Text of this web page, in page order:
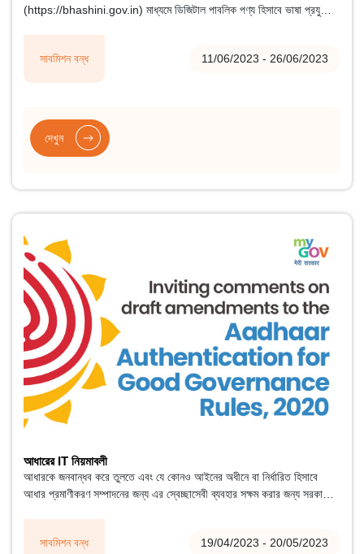
সাবমিশন বন্ধ 11/06/2023 - 26/06/2023
(https://bhashini.gov.in) মাধ্যমে ডিজিটাল পাবলিক পণ্য হিসাবে ভাষা প্রযুক্তি
দেখুন
সাবমিশন বন্ধ 19/04/2023 - 20/05/2023
আধারের IT নিয়মাবলী
আধারকে জনবান্ধব করে তুলতে এবং যে কোনও আইনের অধীনে বা নির্ধারিত হিসাবে
আধার প্রমাণীকরণ সম্পাদনের জন্য এর স্বেচ্ছাসেবী ব্যবহার সক্ষম করার জন্য সরকারের
করার প্রস্তাব দেওয়া হয়েছে।